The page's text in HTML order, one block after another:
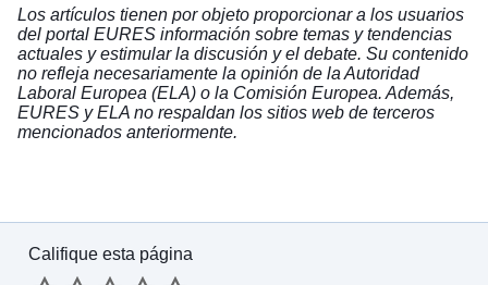
Los artículos tienen por objeto proporcionar a los usuarios
del portal EURES información sobre temas y tendencias
actuales y estimular la discusión y el debate. Su contenido
no refleja necesariamente la opinión de la Autoridad
Laboral Europea (ELA) o la Comisión Europea. Además,
EURES y ELA no respaldan los sitios web de terceros
mencionados anteriormente.
Califique esta página